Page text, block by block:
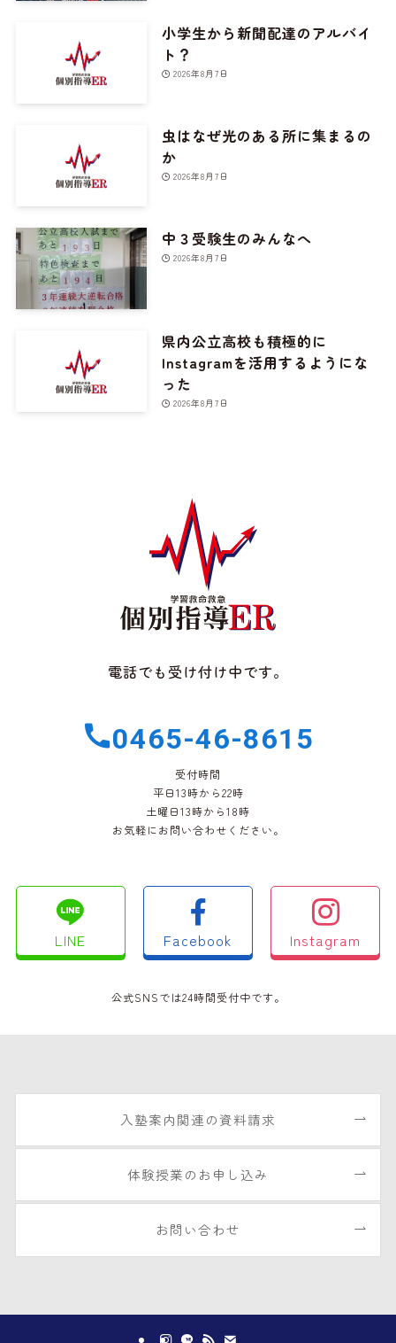
小学生から新聞配達のアルバイ
ト？
2026年8月7日
虫はなぜ光のある所に集まるの
か
2026年8月7日
中３受験生のみんなへ
2026年8月7日
県内公立高校も積極的に
Instagramを活用するようにな
った
2026年8月7日
電話でも受け付け中です。
0465-46-8615
受付時間
平日13時から22時
土曜日13時から18時
お気軽にお問い合わせください。
LINE Facebook Instagram
公式SNSでは24時間受付中です。
入塾案内関連の資料請求
体験授業のお申し込み
お問い合わせ